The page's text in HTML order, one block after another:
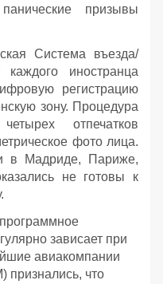
призывы
Система въезда/
иностранца
регистрацию
зону. Процедура
отпечатков
фото лица.
в Мадриде, Париже,
не готовы к
программное
зависает при
авиакомпании
признались, что